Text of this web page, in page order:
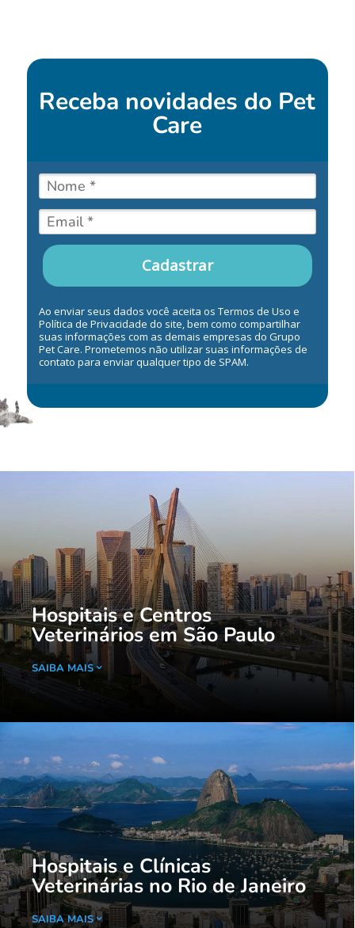
Receba novidades do Pet
Care
Cadastrar
Ao enviar seus dados você aceita os Termos de Uso e
Política de Privacidade do site, bem como compartilhar
suas informações com as demais empresas do Grupo
Pet Care. Prometemos não utilizar suas informações de
contato para enviar qualquer tipo de SPAM.
Hospitais e Centros
Veterinários em São Paulo
SAIBA MAIS
Hospitais e Clínicas
Veterinárias no Rio de Janeiro
SAIBA MAIS